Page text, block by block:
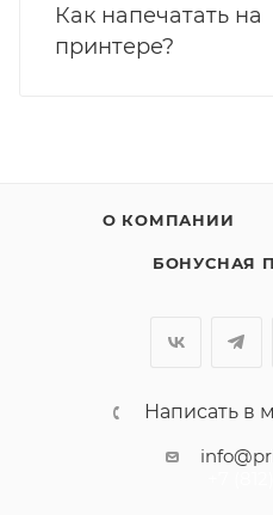
Как напечатать на
принтере?
О КОМПАНИИ
БОНУСНАЯ
Написать в